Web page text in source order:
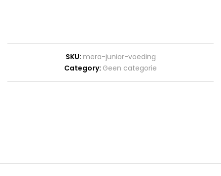
SKU: mera-junior-voeding
Category: Geen categorie